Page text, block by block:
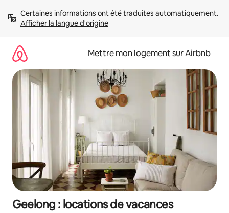
directement
Afficher la langue d'origine
Mettre mon logement sur Airbnb
Geelong : locations de vacances